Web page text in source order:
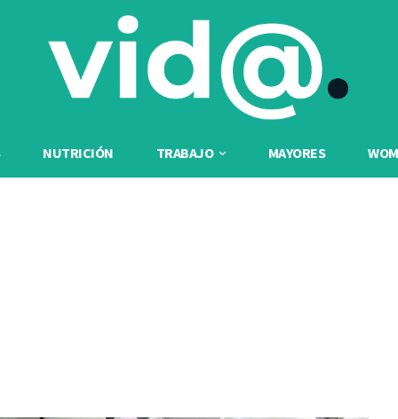
NUTRICIÓN TRABAJO MAYORES